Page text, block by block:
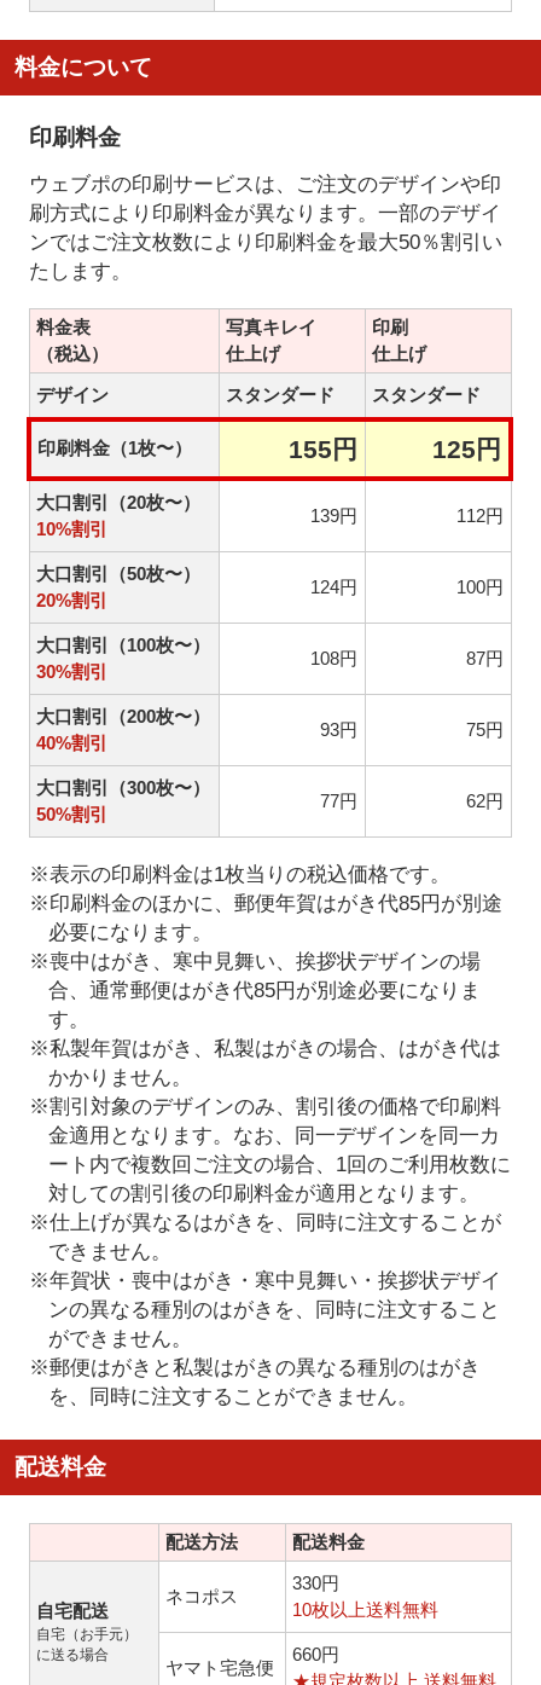
料金について
印刷料金
ウェブポの印刷サービスは、ご注文のデザインや印
刷方式により印刷料金が異なります。一部のデザイ
ンではご注文枚数により印刷料金を最大50％割引い
たします。
料金表
（税込）
写真キレイ
仕上げ
印刷
仕上げ
デザイン
スタンダード スタンダード
印刷料金（1枚〜） 155円 125円
大口割引（20枚〜）
10%割引
139円 112円
大口割引（50枚〜）
20%割引
124円 100円
大口割引（100枚〜）
30%割引
108円 87円
大口割引（200枚〜）
40%割引
93円 75円
大口割引（300枚〜）
50%割引
77円 62円
※表示の印刷料金は1枚当りの税込価格です。
※印刷料金のほかに、郵便年賀はがき代85円が別途
必要になります。
※喪中はがき、寒中見舞い、挨拶状デザインの場
合、通常郵便はがき代85円が別途必要になりま
す。
※私製年賀はがき、私製はがきの場合、はがき代は
かかりません。
※割引対象のデザインのみ、割引後の価格で印刷料
金適用となります。なお、同一デザインを同一カ
ート内で複数回ご注文の場合、1回のご利用枚数に
対しての割引後の印刷料金が適用となります。
※仕上げが異なるはがきを、同時に注文することが
できません。
※年賀状・喪中はがき・寒中見舞い・挨拶状デザイ
ンの異なる種別のはがきを、同時に注文すること
ができません。
※郵便はがきと私製はがきの異なる種別のはがき
を、同時に注文することができません。
配送料金
配送方法 配送料金
自宅配送
自宅（お手元）
に送る場合
ネコポス
330円
10枚以上送料無料
ヤマト宅急便
660円